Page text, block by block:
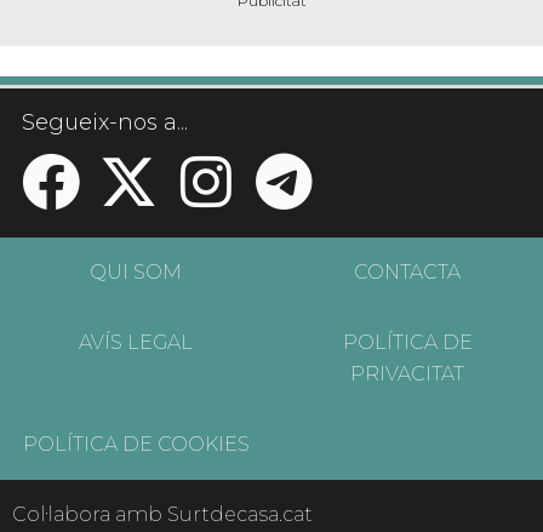
Segueix-nos a...
QUI SOM CONTACTA
AVÍS LEGAL
POLÍTICA DE
PRIVACITAT
POLÍTICA DE COOKIES
Col·labora amb Surtdecasa.cat